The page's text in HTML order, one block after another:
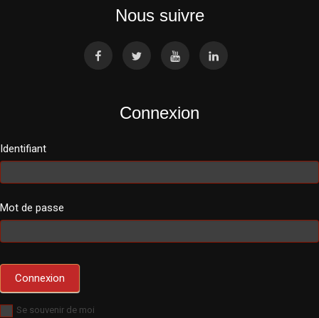
Nous suivre
Connexion
Identifiant
Mot de passe
Se souvenir de moi